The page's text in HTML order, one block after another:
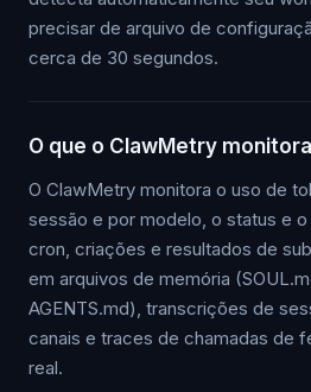
precisar de arquivo de
cerca de 30 segundos.
O que o ClawMetry
O ClawMetry monitora o uso de
sessão e por modelo, o status e
cron, criações e resultados de
em arquivos de memória
AGENTS.md), transcrições de
canais e traces de chamadas de
real.